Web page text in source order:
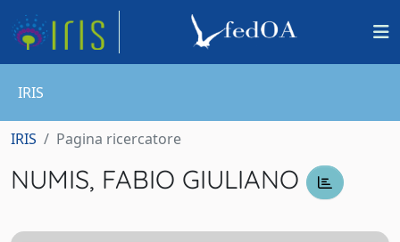
IRIS
IRIS Pagina ricercatore
NUMIS, FABIO GIULIANO